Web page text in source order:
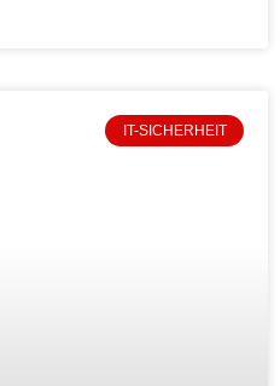
IT-SICHERHEIT